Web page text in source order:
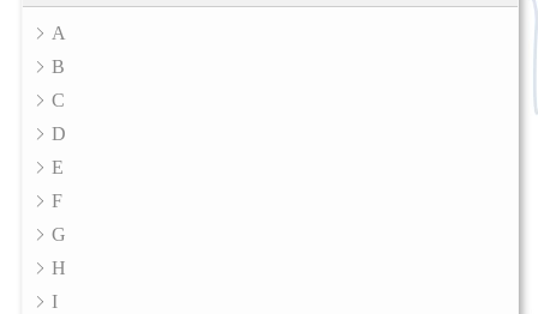
A
B
C
D
E
F
G
H
I